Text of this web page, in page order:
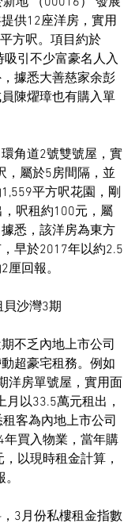
供12座洋房，實用
方呎。項目約於
吸引不少富豪名人入
據悉大善慈家余彭
陳燿璋也有購入單
角道2號雙號屋，實
，屬於5房間隔，並
平方呎花園，剛
呎租約100元，屬
悉，該洋房為東方
早於2017年以約2.5
回報。
貝沙灣3期
不乏內地上市公司
超豪宅租務。例如
洋房單號屋，實用面
以33.5萬元租出，
客為內地上市公司
年買入物業，當年購
以現時租金計算，
3月份私樓租金指數